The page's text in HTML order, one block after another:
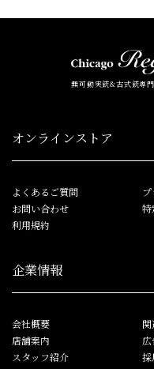
無可動実銃&古式銃専
オンラインストア
よくあるご質問
お問い合わせ
利用規約
特
企業情報
会社概要
店舗案内
スタッフ紹介
採